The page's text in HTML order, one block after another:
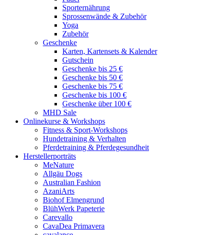
Sporternährung
Sprossenwände & Zubehör
Yoga
Zubehör
Geschenke
Karten, Kartensets & Kalender
Gutschein
Geschenke bis 25 €
Geschenke bis 50 €
Geschenke bis 75 €
Geschenke bis 100 €
Geschenke über 100 €
MHD Sale
Onlinekurse & Workshops
Fitness & Sport-Workshops
Hundetraining & Verhalten
Pferdetraining & Pferdegesundheit
Herstellerporträts
MeNature
Allgäu Dogs
Australian Fashion
AzaniArts
Biohof Elmengrund
BlühWerk Papeterie
Carevallo
CavaDea Primavera